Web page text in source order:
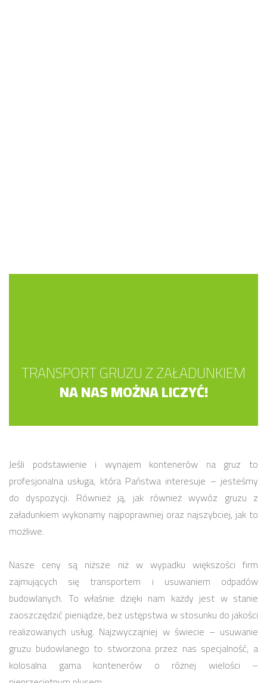
TRANSPORT GRUZU Z ZAŁADUNKIEM
NA NAS MOŻNA LICZYĆ!
Jeśli podstawienie i wynajem kontenerów na gruz to
profesjonalna usługa, która Państwa interesuje – jesteśmy
do dyspozycji. Również ją, jak również wywóz gruzu z
załadunkiem wykonamy najpoprawniej oraz najszybciej, jak to
możliwe.
Nasze ceny są niższe niż w wypadku większości firm
zajmujących się transportem i usuwaniem odpadów
budowlanych. To właśnie dzięki nam każdy jest w stanie
zaoszczędzić pieniądze, bez ustępstwa w stosunku do jakości
realizowanych usług. Najzwyczajniej w świecie – usuwanie
gruzu budowlanego to stworzona przez nas specjalność, a
kolosalna gama kontenerów o różnej wielości –